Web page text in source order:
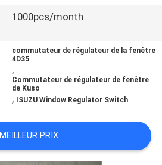
1000pcs/month
commutateur de régulateur de la fenêtre
4D35
,
Commutateur de régulateur de fenêtre
de Kuso
, ISUZU Window Regulator Switch
MEILLEUR PRIX